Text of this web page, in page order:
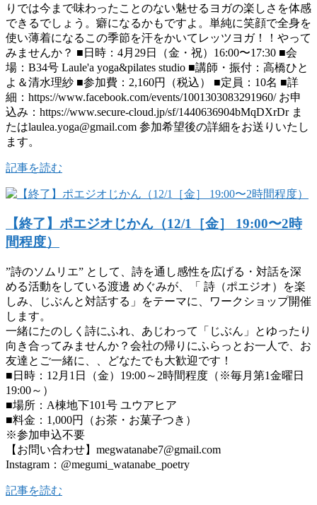
りでは今まで味わったことのない魅せるヨガの楽しさを体感
できるでしょう。癖になるかもですよ。単純に笑顔で全身を
使い薄着になるこの季節を汗をかいてレッツヨガ！！やって
みませんか？ ■日時：4月29日（金・祝）16:00〜17:30 ■会
場：B34号 Laule'a yoga&pilates studio ■講師・振付：高橋ひと
よ＆清水理紗 ■参加費：2,160円（税込） ■定員：10名 ■詳
細：https://www.facebook.com/events/1001303083291960/ お申
込み：https://www.secure-cloud.jp/sf/1440636904bMqDXrDr ま
たはlaulea.yoga@gmail.com 参加希望後の詳細をお送りいたし
ます。
記事を読む
【終了】ポエジオじかん（12/1［金］ 19:00〜2時
間程度）
”詩のソムリエ” として、詩を通し感性を広げる・対話を深
める活動をしている渡邊 めぐみが、「 詩（ポエジオ）を楽
しみ、じぶんと対話する」をテーマに、ワークショップ開催
します。
一緒にたのしく詩にふれ、あじわって「じぶん」とゆったり
向き合ってみませんか？会社の帰りにふらっとお一人で、お
友達とご一緒に、、どなたでも大歓迎です！
■日時：12月1日（金）19:00～2時間程度（※毎月第1金曜日
19:00～）
■場所：A棟地下101号 ユウアヒア
■料金：1,000円（お茶・お菓子つき）
※参加申込不要
【お問い合わせ】megwatanabe7@gmail.com
Instagram：@megumi_watanabe_poetry
記事を読む